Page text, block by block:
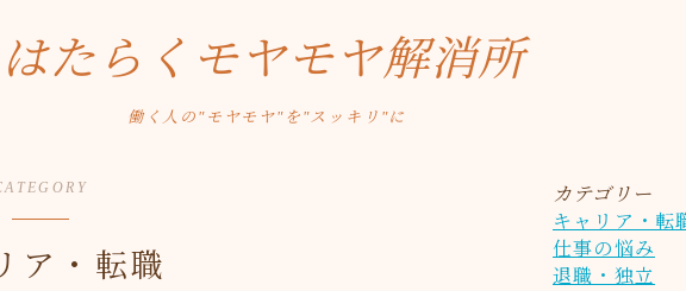
はたらくモヤモヤ解消所
働く人の"モヤモヤ"を"スッキリ"に
ア・転職
カテゴリー
キャリア・転
仕事の悩み
退職・独立